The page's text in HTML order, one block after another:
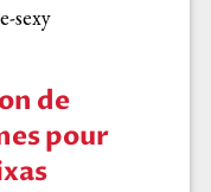
de
pour